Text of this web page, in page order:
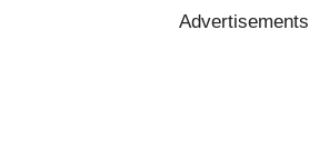
Advertisements